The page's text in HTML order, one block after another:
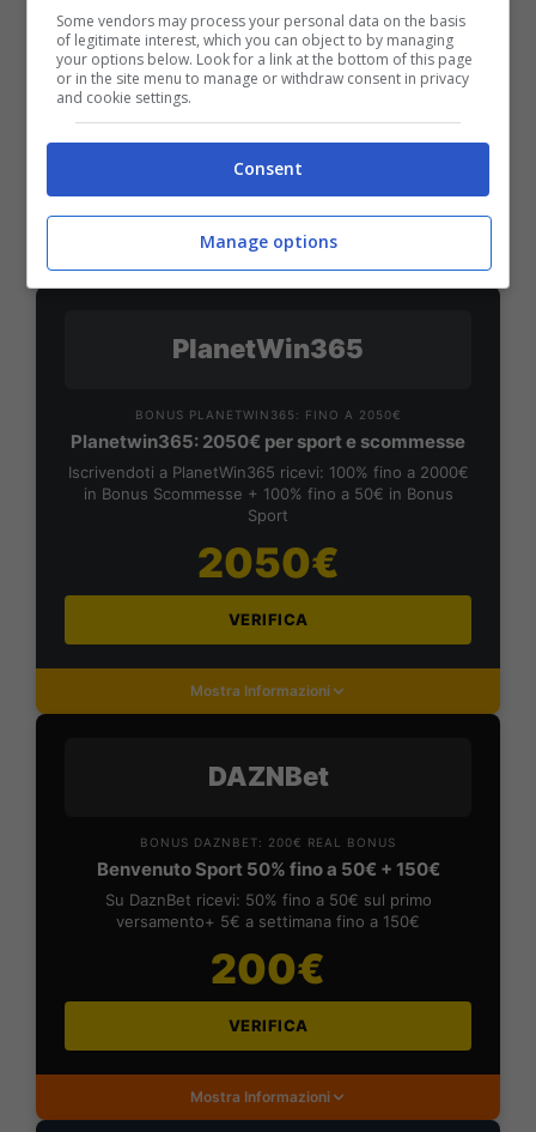
Bonus Benvenuto Sport: fino a 1.000€
50% sul deposito fino a 50€
1000€
PlanetWin365
BONUS PLANETWIN365: FINO A 2050€
Planetwin365: 2050€ per sport e scommesse
Iscrivendoti a PlanetWin365 ricevi: 100% fino a 2000€
in Bonus Scommesse + 100% fino a 50€ in Bonus
Sport
2050€
VERIFICA
Mostra Informazioni
DAZNBet
BONUS DAZNBET: 200€ REAL BONUS
Benvenuto Sport 50% fino a 50€ + 150€
Su DaznBet ricevi: 50% fino a 50€ sul primo
versamento+ 5€ a settimana fino a 150€
200€
VERIFICA
Mostra Informazioni
Some vendors may process your personal data on the basis
of legitimate interest, which you can object to by managing
your options below. Look for a link at the bottom of this page
or in the site menu to manage or withdraw consent in privacy
and cookie settings.
Consent
Manage options